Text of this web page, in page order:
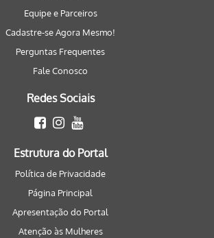
Equipe e Parceiros
Cadastre-se Agora Mesmo!
Perguntas Frequentes
Fale Conosco
Redes Sociais
Estrutura do Portal
Política de Privacidade
Página Principal
Apresentação do Portal
Atenção às Mulheres